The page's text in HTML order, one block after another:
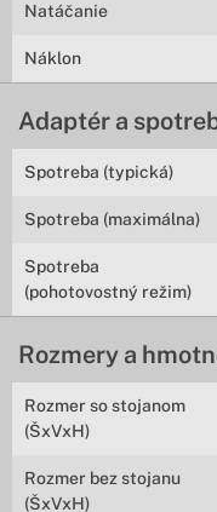
Natáčanie
Náklon
Adaptér a
Spotreba (typická)
Spotreba (maximálna)
Spotreba
(pohotovostný režim)
Rozmery a
Rozmer so stojanom
(ŠxVxH)
Rozmer bez stojanu
(ŠxVxH)